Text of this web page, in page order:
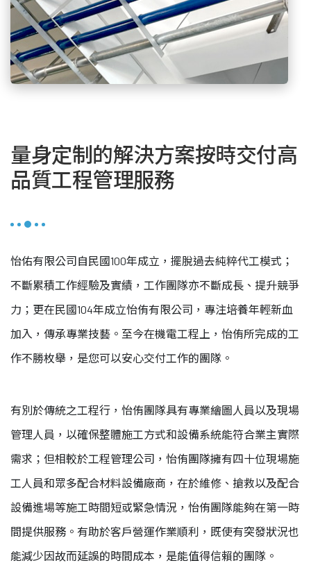
量身定制的解決方案按時交付高
品質工程管理服務
怡佑有限公司自民國100年成立，擺脫過去純粹代工模式；
不斷累積工作經驗及實績，工作團隊亦不斷成長、提升競爭
力；更在民國104年成立怡侑有限公司，專注培養年輕新血
加入，傳承專業技藝。至今在機電工程上，怡侑所完成的工
作不勝枚舉，是您可以安心交付工作的團隊。
有別於傳統之工程行，怡侑團隊具有專業繪圖人員以及現場
管理人員，以確保整體施工方式和設備系統能符合業主實際
需求；但相較於工程管理公司，怡侑團隊擁有四十位現場施
工人員和眾多配合材料設備廠商，在於維修、搶救以及配合
設備進場等施工時間短或緊急情況，怡侑團隊能夠在第一時
間提供服務。有助於客戶營運作業順利，既使有突發狀況也
能減少因故而延誤的時間成本，是能值得信賴的團隊。